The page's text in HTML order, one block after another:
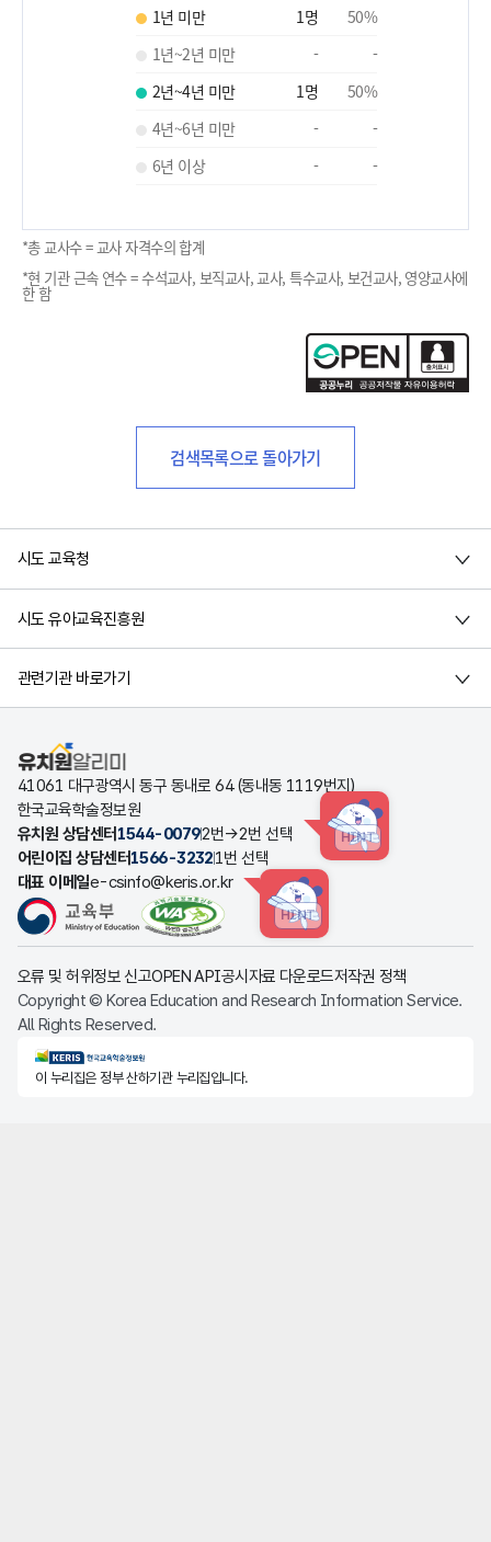
1년 미만 1명 50%
1년~2년 미만
-
-
2년~4년 미만
1명 50%
4년~6년 미만
-
-
6년 이상
- -
*총 교사수 = 교사 자격수의 합계
*현 기관 근속 연수 = 수석교사, 보직교사, 교사, 특수교사, 보건교사, 영양교사에
한 함
검색목록으로 돌아가기
시도 교육청
시도 유아교육진흥원
관련기관 바로가기
유치원알리미
41061 대구광역시 동구 동내로 64 (동내동 1119번지)
한국교육학술정보원
유치원 상담센터 1544-00792번→2번 선택 HINT
어린이집 상담센터1566-32321번 선택
대표 이메일e-csinfo@keris.or.kr
HINT
오류 및 허위정보 신고OPEN API공시자료 다운로드저작권 정책
Copyright © Korea Education and Research Information Service.
All Rights Reserved.
KERIS한국교육학술정보원
이 누리집은 정부 산하기관 누리집입니다.